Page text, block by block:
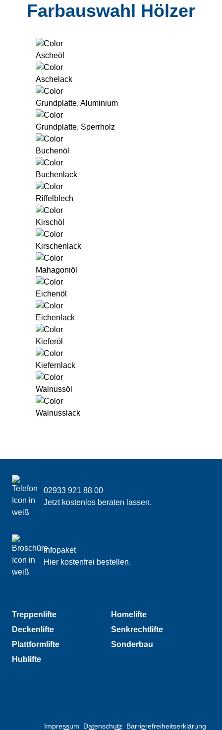
Farbauswahl Hölzer
Ascheöl
Aschelack
Grundplatte, Aluminium
Grundplatte, Sperrholz
Buchenöl
Buchenlack
Riffelblech
Kirschöl
Kirschenlack
Mahagoniöl
Eichenöl
Eichenlack
Kieferöl
Kiefernlack
Walnussöl
Walnusslack
Link öffnet in einem neuen Tab.
Website-Footer
Kontakt & Kurzinformationen
02933 921 88 00
Jetzt kostenlos beraten lassen.
Infopaket
Hier kostenfrei bestellen.
Footer-Navigation 1
Treppenlifte
Deckenlifte
Plattformlifte
Hublifte
Footer-Navigation 2
Homelifte
Senkrechtlifte
Sonderbau
Impressum Datenschutz Barrierefreiheitserklärung